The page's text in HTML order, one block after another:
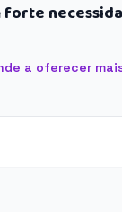
forte
a oferecer